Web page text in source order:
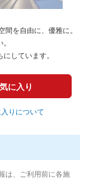
間を自由に、優雅に。
しています。
に入り
入りについて
は、ご利用前に各施